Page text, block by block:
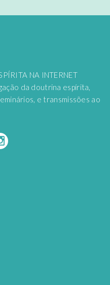
NA INTERNET
da doutrina espírita,
e transmissões ao